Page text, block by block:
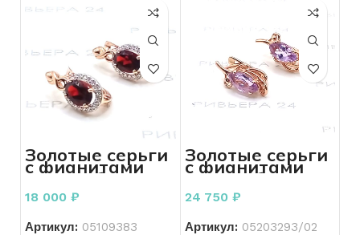
Золотые серьги
с фианитами
585 пробы 2.40
грамма
18 000 ₽
Артикул: 05109383
Золотые серьги
с фианитами
585 пробы 3.30
грамма
24 750 ₽
Артикул: 05203293/02